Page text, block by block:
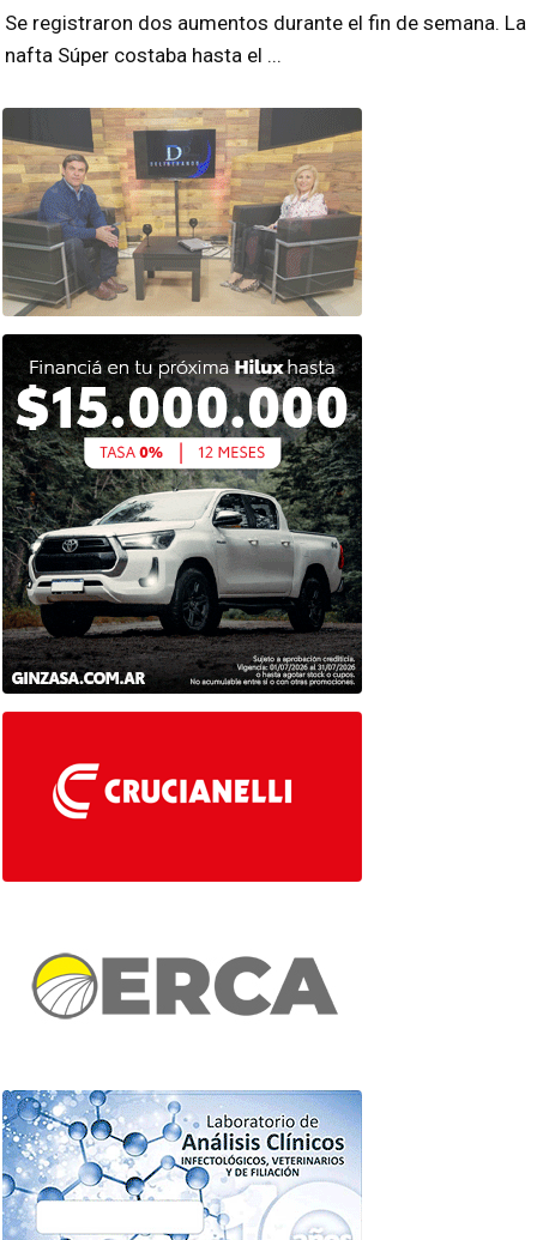
Se registraron dos aumentos durante el fin de semana. La
nafta Súper costaba hasta el ...